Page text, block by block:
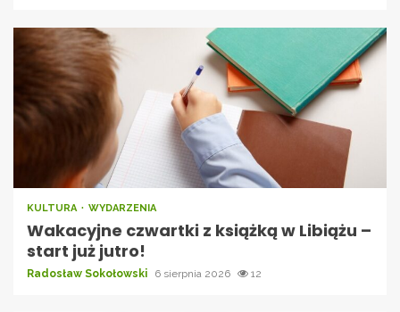
KULTURA WYDARZENIA
Wakacyjne czwartki z książką w Libiążu –
start już jutro!
Radosław Sokołowski 6 sierpnia 2026 12